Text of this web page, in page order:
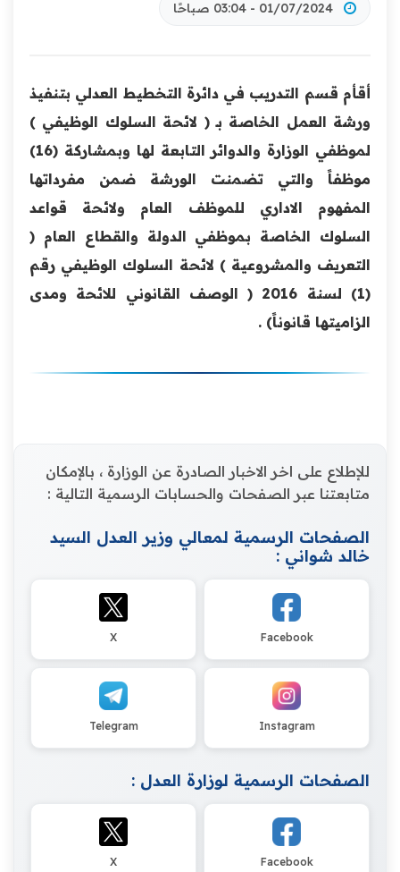
01/07/2024 - 03:04 صباحًا
أقأم قسم التدريب في دائرة التخطيط العدلي بتنفيذ
ورشة العمل الخاصة بـ ( لائحة السلوك الوظيفي )
لموظفي الوزارة والدوائر التابعة لها وبمشاركة (16)
موظفاً والتي تضمنت الورشة ضمن مفرداتها
المفهوم الاداري للموظف العام ولائحة قواعد
السلوك الخاصة بموظفي الدولة والقطاع العام (
التعريف والمشروعية ) لائحة السلوك الوظيفي رقم
(1) لسنة 2016 ( الوصف القانوني للائحة ومدى
الزاميتها قانوناً) .
للإطلاع على اخر الاخبار الصادرة عن الوزارة ، بالإمكان
متابعتنا عبر الصفحات والحسابات الرسمية التالية :
الصفحات الرسمية لمعالي وزير العدل السيد
خالد شواني :
Facebook
X
Instagram
Telegram
الصفحات الرسمية لوزارة العدل :
Facebook
X